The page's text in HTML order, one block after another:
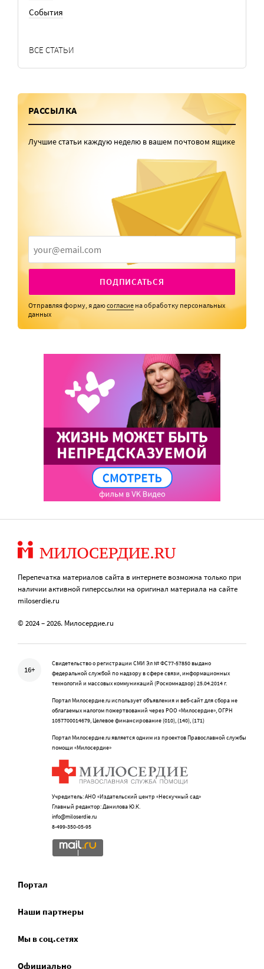
События
ВСЕ СТАТЬИ
РАССЫЛКА
Лучшие статьи каждую неделю в вашем почтовом ящике
ПОДПИСАТЬСЯ
Отправляя форму, я даюсогласие на обработку персональных
данных
Перепечатка материалов сайта в интернете возможна только при
наличии активной гиперссылки на оригинал материала на сайте
miloserdie.ru
© 2024 – 2026. Милосердие.ru
16+
Свидетельство о регистрации СМИ Эл № ФС77-57850 выдано
федеральной службой по надзору в сфере связи, информационных
технологий и массовых коммуникаций (Роскомнадзор) 25.04.2014 г.
Портал Милосердие.ru использует объявления и веб-сайт для сбора не
облагаемых налогом пожертвований через РОО «Милосердие», ОГРН
1057700014679, Целевое финансирование (010), (140), (171)
Портал Милосердие.ru является одним из проектов Православной службы
помощи «Милосердие»
Учредитель: АНО «Издательский центр «Нескучный сад»
Главный редактор: Данилова Ю.К.
info@miloserdie.ru
8-499-350-05-95
Портал
Наши партнеры
Мы в соц.сетях
Официально